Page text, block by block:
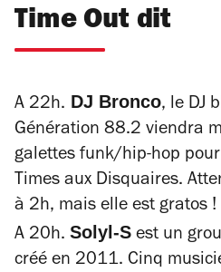
Time Out dit
A 22h. DJ Bronco, le DJ
Génération 88.2 viendra
galettes funk/hip-hop
Times aux Disquaires.
à 2h, mais elle est gratos !
A 20h. Solyl-S est un
créé en 2011. Cinq